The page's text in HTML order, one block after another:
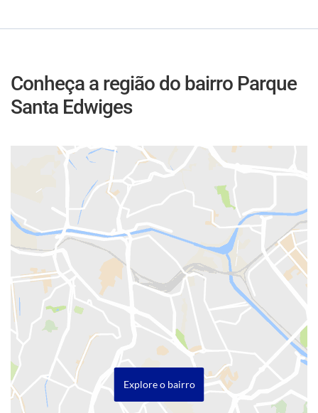
Conheça a região do bairro Parque
Santa Edwiges
Explore o bairro